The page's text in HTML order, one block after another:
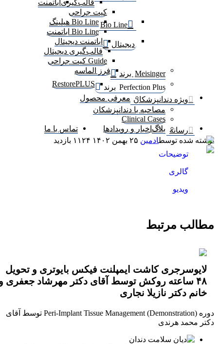
قالب‌گیریاباتمنت
کیت جراحی
Bio LineBio Line هیلینگ
Bio Line اباتمنت
دیجیتال
اباتمنت دیجیتال
قالب‌گیری دیجیتال
Guide کیت جراحی
Meisinger برند
فرز الماسه
Perfection Plus برند
RestorePLUS
ویژه دندانپزشکان معرفی محصول
مصاحبه با دندانپزشکان
Clinical Cases
رسانه بلاگاخبار و رویدادها
تماس با ما
شده توسطادمین ۲۵ بهمن ۱۴۰۲ ۱۱۲۴ بازدید
توضیحات
همزمان با بیست و یکمین کنگره بین‌المللی جراحان
یکی از برنامه‌های کنگره و تحت اسپانسری شرکت
جناب آقای دکتر محمد هرندی، برگزار گردید.
کمال تشکر را داریم.
گالری
ویدیو
مرتبط
لایوسرجری کاشت ایمپلنت فیکس بایوتری و تحویل
۴۸ ساعته روکش توسط آقای دکتر مهرشاد جعفری و
خانم دکتر نازیلا نجاری
دوره Peri-Implant Tissue Management (Demonstration) توسط آقای
محمد هرندی